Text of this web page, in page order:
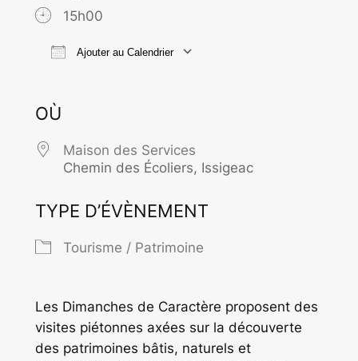
15h00
Ajouter au Calendrier
OÙ
Maison des Services
Chemin des Écoliers, Issigeac
TYPE D’ÉVÈNEMENT
Tourisme / Patrimoine
Les Dimanches de Caractère proposent des
visites piétonnes axées sur la découverte
des patrimoines bâtis, naturels et